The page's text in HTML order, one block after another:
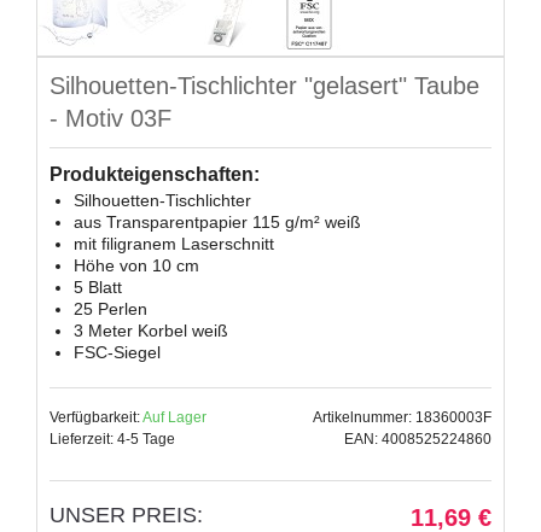
Silhouetten-Tischlichter "gelasert" Taube
- Motiv 03F
Produkteigenschaften:
Silhouetten-Tischlichter
aus Transparentpapier 115 g/m² weiß
mit filigranem Laserschnitt
Höhe von 10 cm
5 Blatt
25 Perlen
3 Meter Korbel weiß
FSC-Siegel
Verfügbarkeit:Auf Lager
Lieferzeit: 4-5 Tage
Artikelnummer: 18360003F
EAN: 4008525224860
UNSER PREIS: 11,69 €